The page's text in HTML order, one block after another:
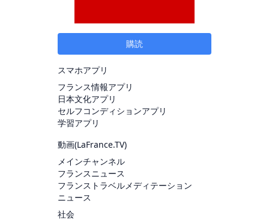
購読
スマホアプリ
フランス情報アプリ
日本文化アプリ
セルフコンディションアプリ
学習アプリ
動画(LaFrance.TV)
メインチャンネル
フランスニュース
フランストラベルメディテーション
ニュース
社会